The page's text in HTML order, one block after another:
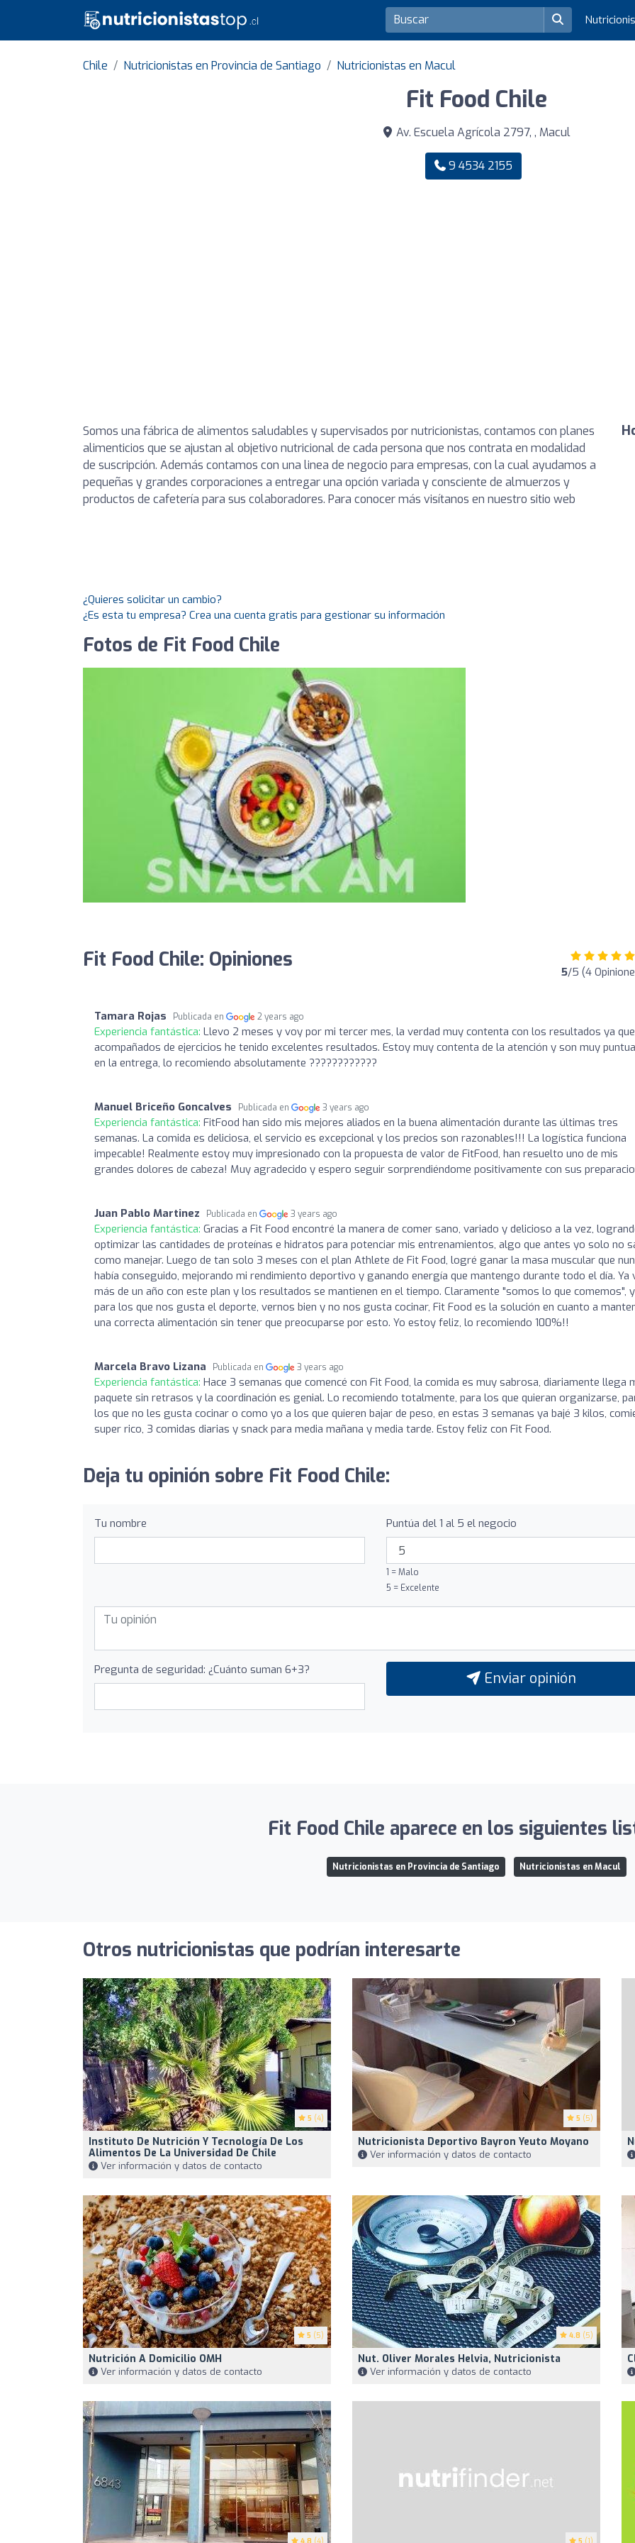
Chile Nutricionistas en Provincia de Santiago Nutricionistas en Macul
Fit Food Chile
Av. Escuela Agrícola 2797, , Macul
9 4534 2155
Somos una fábrica de alimentos saludables y supervisados por nutricionistas, contamos con planes
alimenticios que se ajustan al objetivo nutricional de cada persona que nos contrata en modalidad
de suscripción. Además contamos con una linea de negocio para empresas, con la cual ayudamos a
pequeñas y grandes corporaciones a entregar una opción variada y consciente de almuerzos y
productos de cafetería para sus colaboradores. Para conocer más visítanos en nuestro sitio web
¿Quieres solicitar un cambio?
¿Es esta tu empresa? Crea una cuenta gratis para gestionar su información
Fotos de Fit Food Chile
Fit Food Chile: Opiniones 5/5 (4
Tamara Rojas Publicada en 2 years ago
Experiencia fantástica: Llevo 2 meses y voy por mi tercer mes, la verdad muy contenta con los resultados ya que
acompañados de ejercicios he tenido excelentes resultados. Estoy muy contenta de la atención y son muy
en la entrega, lo recomiendo absolutamente ????????????
Manuel Briceño Goncalves Publicada en 3 years ago
Experiencia fantástica: FitFood han sido mis mejores aliados en la buena alimentación durante las últimas tres
semanas. La comida es deliciosa, el servicio es excepcional y los precios son razonables!!! La logística funciona
impecable! Realmente estoy muy impresionado con la propuesta de valor de FitFood, han resuelto uno de mis
grandes dolores de cabeza! Muy agradecido y espero seguir sorprendiéndome positivamente con sus
Juan Pablo Martinez Publicada en 3 years ago
Experiencia fantástica: Gracias a Fit Food encontré la manera de comer sano, variado y delicioso a la vez,
optimizar las cantidades de proteínas e hidratos para potenciar mis entrenamientos, algo que antes yo solo no
como manejar. Luego de tan solo 3 meses con el plan Athlete de Fit Food, logré ganar la masa muscular que
había conseguido, mejorando mi rendimiento deportivo y ganando energía que mantengo durante todo el día. Ya
más de un año con este plan y los resultados se mantienen en el tiempo. Claramente "somos lo que comemos", y
para los que nos gusta el deporte, vernos bien y no nos gusta cocinar, Fit Food es la solución en cuanto a
una correcta alimentación sin tener que preocuparse por esto. Yo estoy feliz, lo recomiendo 100%!!
Marcela Bravo Lizana Publicada en 3 years ago
Experiencia fantástica: Hace 3 semanas que comencé con Fit Food, la comida es muy sabrosa, diariamente llega
paquete sin retrasos y la coordinación es genial. Lo recomiendo totalmente, para los que quieran organizarse,
los que no les gusta cocinar o como yo a los que quieren bajar de peso, en estas 3 semanas ya bajé 3 kilos,
super rico, 3 comidas diarias y snack para media mañana y media tarde. Estoy feliz con Fit Food.
Deja tu opinión sobre Fit Food Chile:
Tu nombre Puntúa del 1 al 5 el negocio
1 = Malo
5 = Excelente
Pregunta de seguridad: ¿Cuánto suman 6+3? Enviar opinión
Fit Food Chile aparece en los siguientes
Nutricionistas en Provincia de Santiago Nutricionistas en Macul
Otros nutricionistas que podrían interesarte
5 (4)
Instituto De Nutrición Y Tecnología De Los
Alimentos De La Universidad De Chile
Ver información y datos de contacto
5 (5)
Nutricionista Deportivo Bayron Yeuto Moyano
Ver información y datos de contacto
5 (5)
Nutrición A Domicilio OMH
Ver información y datos de contacto
4.8 (5)
Nut. Oliver Morales Helvia, Nutricionista
Ver información y datos de contacto